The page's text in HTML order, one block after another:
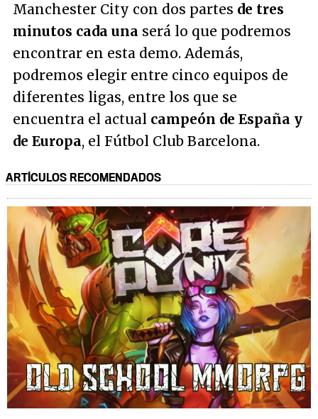
Manchester City con dos partes de tres
minutos cada una será lo que podremos
encontrar en esta demo. Además,
podremos elegir entre cinco equipos de
diferentes ligas, entre los que se
encuentra el actual campeón de España y
de Europa, el Fútbol Club Barcelona.
ARTÍCULOS RECOMENDADOS